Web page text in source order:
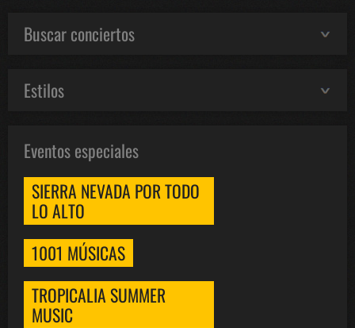
Buscar conciertos
Estilos
Eventos especiales
SIERRA NEVADA POR TODO
LO ALTO
1001 MÚSICAS
TROPICALIA SUMMER
MUSIC